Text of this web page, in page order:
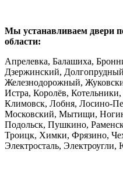
Мы устанавливаем двери
области:
Апрелевка, Балашиха,
Дзержинский,
Железнодорожный,
Истра, Королёв,
Климовск, Лобня, Лосино-
Московский, Мытищи,
Подольск, Пушкино,
Троицк, Химки, Фрязино,
Электросталь,